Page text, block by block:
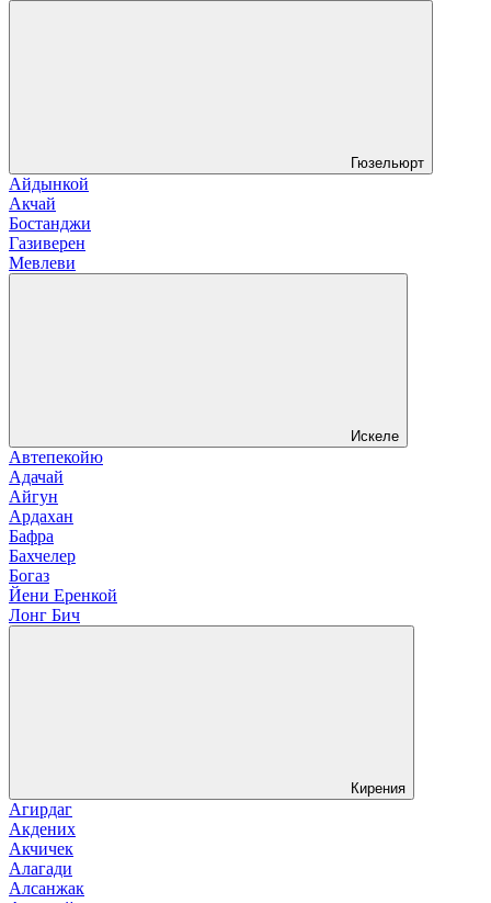
Гюзельюрт
Айдынкой
Акчай
Бостанджи
Газиверен
Мевлеви
Искеле
Автепекойю
Адачай
Айгун
Ардахан
Бафра
Бахчелер
Богаз
Йени Еренкой
Лонг Бич
Кирения
Агирдаг
Акдених
Акчичек
Алагади
Алсанжак